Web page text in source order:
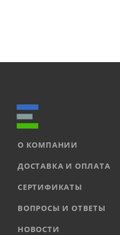
О КОМПАНИИ
ДОСТАВКА И ОПЛАТА
СЕРТИФИКАТЫ
ВОПРОСЫ И ОТВЕТЫ
НОВОСТИ